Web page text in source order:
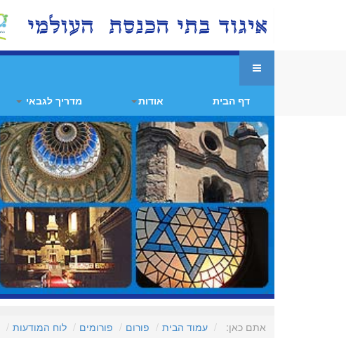
דף הבית אודות מדריך לגבאי
אתם כאן: עמוד הבית פורום פורומים לוח המודעות